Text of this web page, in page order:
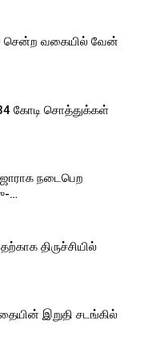
சென்ற வகையில் வேன்
கோடி சொத்துக்கள்
நடைபெற
…
திருச்சியில்
இறுதி சடங்கில்